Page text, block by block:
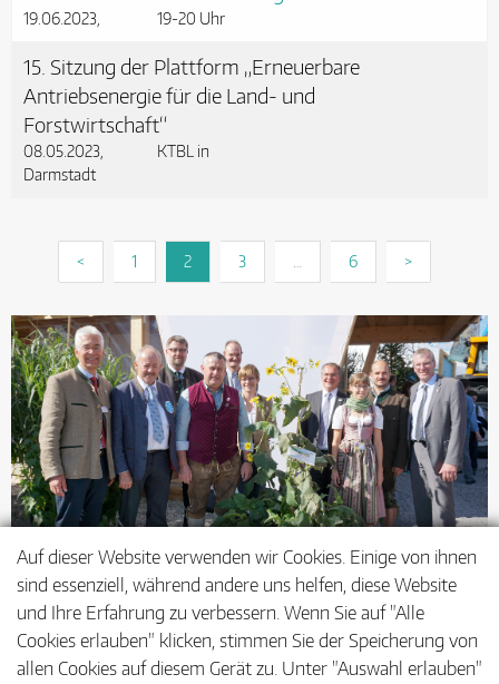
19.06.2023 19-20 Uhr
15. Sitzung der Plattform „Erneuerbare
Antriebsenergie für die Land- und
Forstwirtschaft“
08.05.2023
KTBL in
Darmstadt
< 1 2 3 6 >
Teilnehmer des Landtechnikgesprächs auf dem
Bayerischen Zentral-Landwirtschaftsfest 2016
Auf dieser Website verwenden wir Cookies. Einige von ihnen
sind essenziell, während andere uns helfen, diese Website
und Ihre Erfahrung zu verbessern. Wenn Sie auf "Alle
Cookies erlauben" klicken, stimmen Sie der Speicherung von
allen Cookies auf diesem Gerät zu. Unter "Auswahl erlauben"